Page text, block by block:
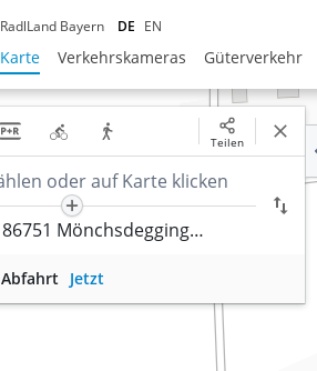
Karte Verkehrskameras Güterverkehr
RadlLand Bayern DE EN
Teilen
Abfahrt Jetzt